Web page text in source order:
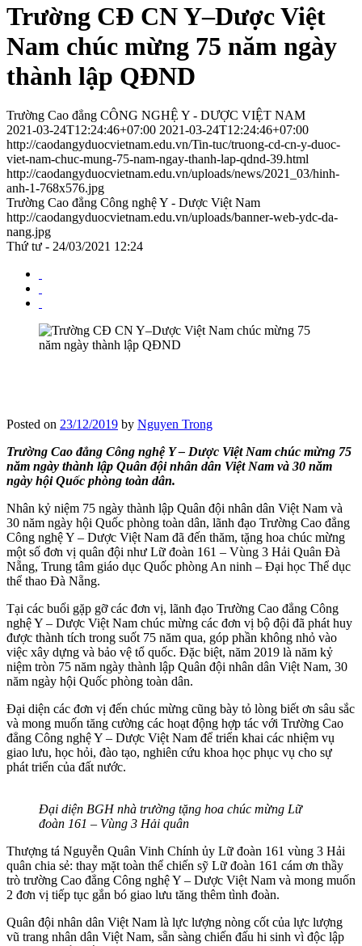
Trường CĐ CN Y–Dược Việt
Nam chúc mừng 75 năm ngày
thành lập QĐND
Trường Cao đẳng CÔNG NGHỆ Y - DƯỢC VIỆT NAM
2021-03-24T12:24:46+07:00 2021-03-24T12:24:46+07:00
http://caodangyduocvietnam.edu.vn/Tin-tuc/truong-cd-cn-y-duoc-
viet-nam-chuc-mung-75-nam-ngay-thanh-lap-qdnd-39.html
http://caodangyduocvietnam.edu.vn/uploads/news/2021_03/hinh-
anh-1-768x576.jpg
Trường Cao đẳng Công nghệ Y - Dược Việt Nam
http://caodangyduocvietnam.edu.vn/uploads/banner-web-ydc-da-
nang.jpg
Thứ tư - 24/03/2021 12:24
Posted on 23/12/2019 by Nguyen Trong
Trường Cao đẳng Công nghệ Y – Dược Việt Nam chúc mừng 75
năm ngày thành lập Quân đội nhân dân Việt Nam và 30 năm
ngày hội Quốc phòng toàn dân.
Nhân kỷ niệm 75 ngày thành lập Quân đội nhân dân Việt Nam và
30 năm ngày hội Quốc phòng toàn dân, lãnh đạo Trường Cao đẳng
Công nghệ Y – Dược Việt Nam đã đến thăm, tặng hoa chúc mừng
một số đơn vị quân đội như Lữ đoàn 161 – Vùng 3 Hải Quân Đà
Nẵng, Trung tâm giáo dục Quốc phòng An ninh – Đại học Thể dục
thể thao Đà Nẵng.
Tại các buổi gặp gỡ các đơn vị, lãnh đạo Trường Cao đẳng Công
nghệ Y – Dược Việt Nam chúc mừng các đơn vị bộ đội đã phát huy
được thành tích trong suốt 75 năm qua, góp phần không nhỏ vào
việc xây dựng và bảo vệ tổ quốc. Đặc biệt, năm 2019 là năm kỷ
niệm tròn 75 năm ngày thành lập Quân đội nhân dân Việt Nam, 30
năm ngày hội Quốc phòng toàn dân.
Đại diện các đơn vị đến chúc mừng cũng bày tỏ lòng biết ơn sâu sắc
và mong muốn tăng cường các hoạt động hợp tác với Trường Cao
đẳng Công nghệ Y – Dược Việt Nam để triển khai các nhiệm vụ
giao lưu, học hỏi, đào tạo, nghiên cứu khoa học phục vụ cho sự
phát triển của đất nước.
Đại diện BGH nhà trường tặng hoa chúc mừng Lữ
đoàn 161 – Vùng 3 Hải quân
Thượng tá Nguyễn Quân Vinh Chính ủy Lữ đoàn 161 vùng 3 Hải
quân chia sẻ: thay mặt toàn thể chiến sỹ Lữ đoàn 161 cám ơn thầy
trò trường Cao đẳng Công nghệ Y – Dược Việt Nam và mong muốn
2 đơn vị tiếp tục gắn bó giao lưu tăng thêm tình đoàn.
Quân đội nhân dân Việt Nam là lực lượng nòng cốt của lực lượng
vũ trang nhân dân Việt Nam, sẵn sàng chiến đấu hi sinh vì độc lập